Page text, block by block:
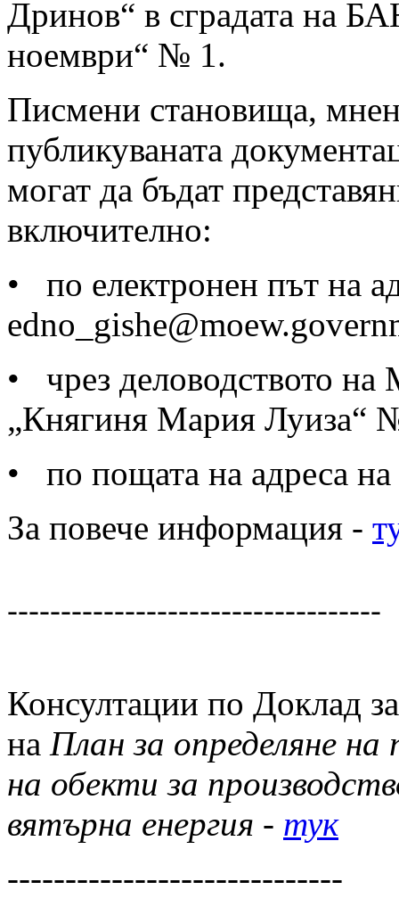
Дринов“ в сградата на
ноември“ № 1.
Писмени становища,
публикуваната
могат да бъдат
включително:
• по електронен път на
• чрез деловодството
„Княгиня Мария Луиза“
• по пощата на адреса на
За повече информация -
-----------------------------------
Консултации по Доклад
на План за определяне
на обекти за
вятърна енергия - тук
-----------------------------